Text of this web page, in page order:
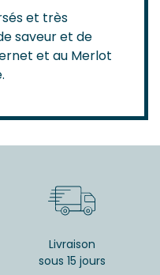
et très
saveur et de
et au Merlot
Livraison
sous 15 jours